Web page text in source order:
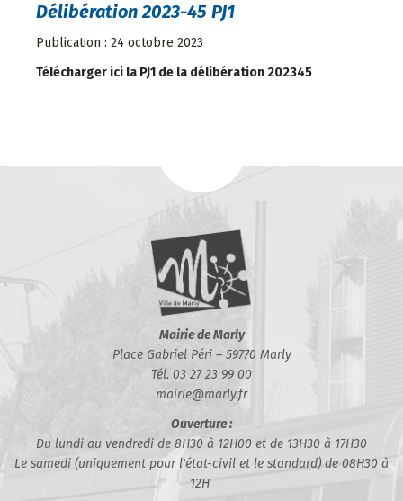
Délibération 2023-45 PJ1
Publication : 24 octobre 2023
Télécharger ici la PJ1 de la délibération 202345
Mairie de Marly
Place Gabriel Péri – 59770 Marly
Tél. 03 27 23 99 00
mairie@marly.fr
Ouverture :
Du lundi au vendredi de 8H30 à 12H00 et de 13H30 à 17H30
Le samedi (uniquement pour l'état-civil et le standard) de 08H30 à
12H